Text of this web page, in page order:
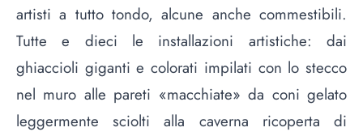
artisti a tutto tondo, alcune anche commestibili.
Tutte e dieci le installazioni artistiche: dai
ghiaccioli giganti e colorati impilati con lo stecco
nel muro alle pareti «macchiate» da coni gelato
leggermente sciolti alla caverna ricoperta di